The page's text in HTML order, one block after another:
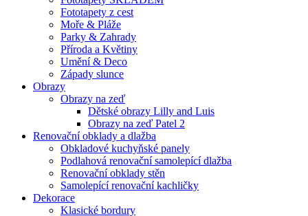
Fototapety z cest
Moře & Pláže
Parky & Zahrady
Příroda a Květiny
Umění & Deco
Západy slunce
Obrazy
Obrazy na zeď
Dětské obrazy Lilly and Luis
Obrazy na zeď Patel 2
Renovační obklady a dlažba
Obkladové kuchyňské panely
Podlahová renovační samolepící dlažba
Renovační obklady stěn
Samolepící renovační kachličky
Dekorace
Klasické bordury